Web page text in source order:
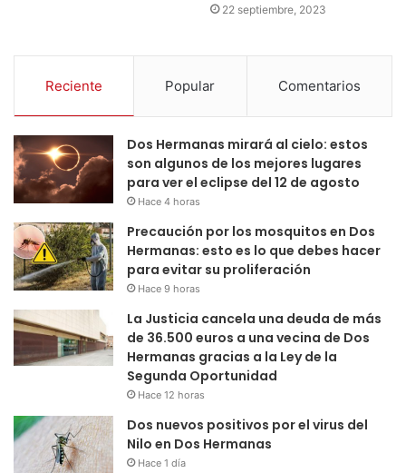
22 septiembre, 2023
Reciente Popular Comentarios
Dos Hermanas mirará al cielo: estos
son algunos de los mejores lugares
para ver el eclipse del 12 de agosto
Hace 4 horas
Precaución por los mosquitos en Dos
Hermanas: esto es lo que debes hacer
para evitar su proliferación
Hace 9 horas
La Justicia cancela una deuda de más
de 36.500 euros a una vecina de Dos
Hermanas gracias a la Ley de la
Segunda Oportunidad
Hace 12 horas
Dos nuevos positivos por el virus del
Nilo en Dos Hermanas
Hace 1 día